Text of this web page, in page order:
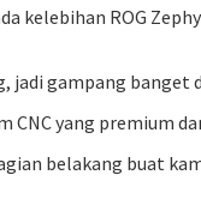
kelebihan ROG
jadi gampang banget
CNC yang premium
belakang buat